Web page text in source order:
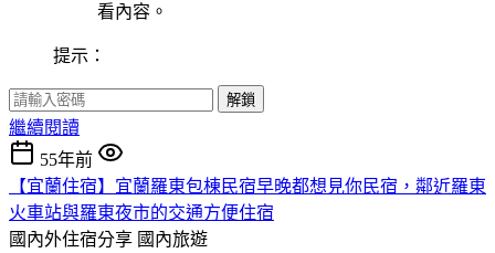
看內容。
提示：
解鎖
繼續閱讀
55年前
【宜蘭住宿】宜蘭羅東包棟民宿早晚都想見你民宿，鄰近羅東
火車站與羅東夜市的交通方便住宿
國內外住宿分享 國內旅遊